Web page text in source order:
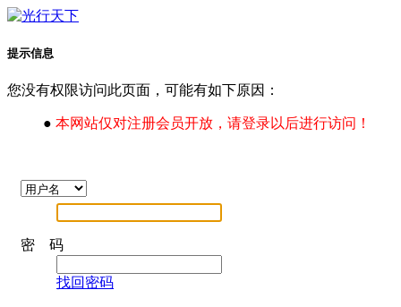
提示信息
您没有权限访问此页面，可能有如下原因：
● 本网站仅对注册会员开放，请登录以后进行访问！
密 码
找回密码